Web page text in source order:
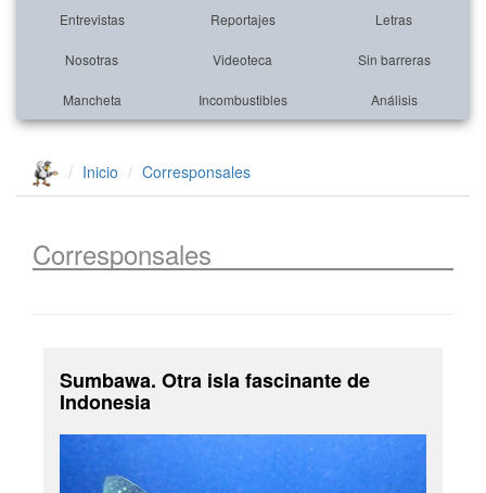
Entrevistas Reportajes Letras
Nosotras Videoteca Sin barreras
Mancheta Incombustibles Análisis
Inicio Corresponsales
Corresponsales
Sumbawa. Otra isla fascinante de
Indonesia